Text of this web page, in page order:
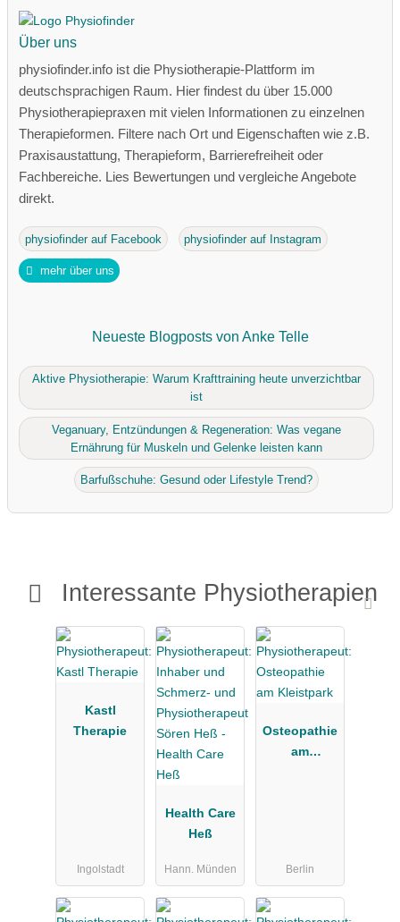
Interessante Physiotherapien
Kastl
Therapie
Ingolstadt
Health Care
Heß
Hann. Münden
Osteopathie
am
Berlin
Über uns
physiofinder.info ist die Physiotherapie-Plattform im
deutschsprachigen Raum. Hier findest du über 15.000
Physiotherapiepraxen mit vielen Informationen zu einzelnen
Therapieformen. Filtere nach Ort und Eigenschaften wie z.B.
Praxisaustattung, Therapieform, Barrierefreiheit oder
Fachbereiche. Lies Bewertungen und vergleiche Angebote
direkt.
physiofinder auf Facebook physiofinder auf Instagram
mehr über uns
Neueste Blogposts von Anke Telle
Aktive Physiotherapie: Warum Krafttraining heute unverzichtbar
ist
Veganuary, Entzündungen & Regeneration: Was vegane
Ernährung für Muskeln und Gelenke leisten kann
Barfußschuhe: Gesund oder Lifestyle Trend?